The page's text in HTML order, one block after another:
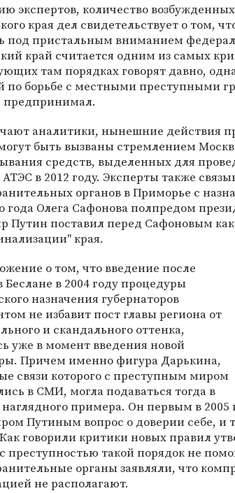
экспертов, количество
края дел свидетельствует о том,
под пристальным вниманием
край считается одним из самых
там порядках говорят давно,
по борьбе с местными преступными
предпринимал.
аналитики, нынешние действия
быть вызваны стремлением
средств, выделенных для
в 2012 году. Эксперты также
органов в Приморье с
года Олега Сафонова полпредом
Путин поставил перед Сафоновым как
края.
о том, что введение после
Беслане в 2004 году процедуры
назначения губернаторов
не избавит пост главы региона от
и скандального оттенка,
уже в момент введения новой
Причем именно фигура Дарькина,
связи которого с преступным миром
в СМИ, могла подаваться тогда в
наглядного примера. Он первым в 2005
Путиным вопрос о доверии себе, и
говорили критики новых правил
преступностью такой порядок не
органы заявляли, что
не располагают.